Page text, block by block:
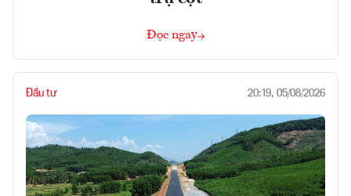
Đọc ngay
Đầu tư 20:19, 05/08/2026